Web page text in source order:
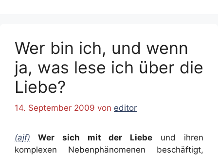
Wer bin ich, und wenn
ja, was lese ich über die
Liebe?
14. September 2009 von editor
(ajf) Wer sich mit der Liebe und ihren
komplexen Nebenphänomenen beschäftigt,